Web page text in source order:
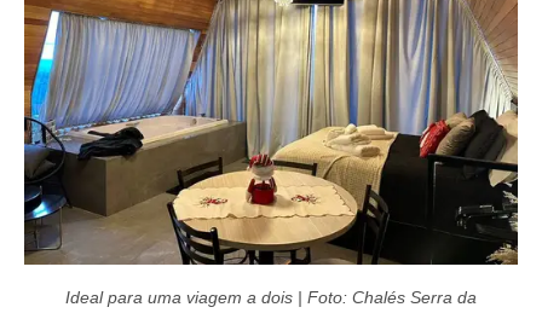
Ideal para uma viagem a dois | Foto: Chalés Serra da